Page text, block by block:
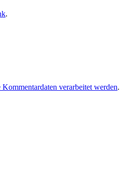
.
verarbeitet werden.